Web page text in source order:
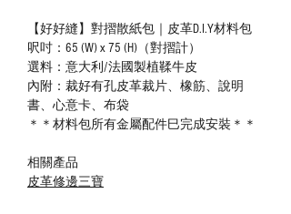
【好好縫】對摺散紙包｜皮革D.I.Y材料包
呎吋：65 (W) x 75 (H)（對摺計）
選料：意大利/法國製植鞣牛皮
內附：裁好有孔皮革裁片、橡筋、說明
書、心意卡、布袋
＊＊材料包所有金屬配件巳完成安裝＊＊
相關產品
皮革修邊三寶